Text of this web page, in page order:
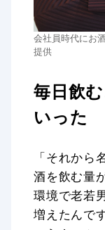
会社員時代にお
提供
毎日飲
いった
「それから
酒を飲む量
環境で老若
増えたんで